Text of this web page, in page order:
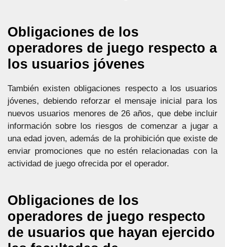
Obligaciones de los
operadores de juego respecto a
los usuarios jóvenes
También existen obligaciones respecto a los usuarios
jóvenes, debiendo reforzar el mensaje inicial para los
nuevos usuarios menores de 26 años, que debe incluir
información sobre los riesgos de comenzar a jugar a
una edad joven, además de la prohibición que existe de
enviar promociones que no estén relacionadas con la
actividad de juego ofrecida por el operador.
Obligaciones de los
operadores de juego respecto
de usuarios que hayan ejercido